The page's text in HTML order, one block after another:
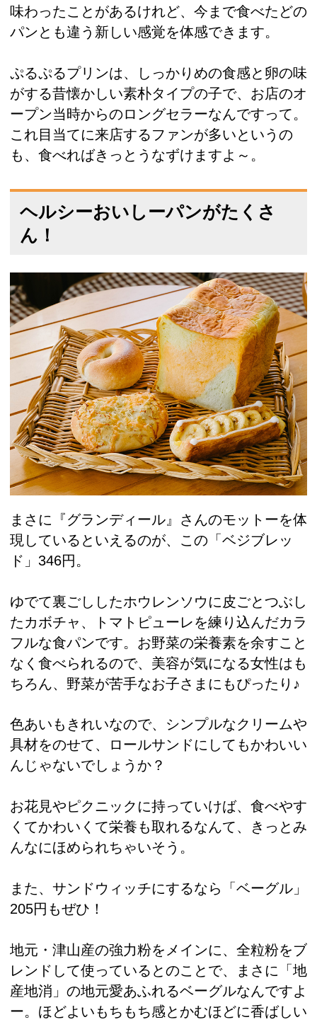
味わったことがあるけれど、今まで食べたどの
パンとも違う新しい感覚を体感できます。
ぷるぷるプリンは、しっかりめの食感と卵の味
がする昔懐かしい素朴タイプの子で、お店のオ
ープン当時からのロングセラーなんですって。
これ目当てに来店するファンが多いというの
も、食べればきっとうなずけますよ～。
ヘルシーおいしーパンがたくさ
ん！
まさに『グランディール』さんのモットーを体
現しているといえるのが、この「ベジブレッ
ド」346円。
ゆでて裏ごししたホウレンソウに皮ごとつぶし
たカボチャ、トマトピューレを練り込んだカラ
フルな食パンです。お野菜の栄養素を余すこと
なく食べられるので、美容が気になる女性はも
ちろん、野菜が苦手なお子さまにもぴったり♪
色あいもきれいなので、シンプルなクリームや
具材をのせて、ロールサンドにしてもかわいい
んじゃないでしょうか？
お花見やピクニックに持っていけば、食べやす
くてかわいくて栄養も取れるなんて、きっとみ
んなにほめられちゃいそう。
また、サンドウィッチにするなら「ベーグル」
205円もぜひ！
地元・津山産の強力粉をメインに、全粒粉をブ
レンドして使っているとのことで、まさに「地
産地消」の地元愛あふれるベーグルなんですよ
ー。ほどよいもちもち感とかむほどに香ばしい